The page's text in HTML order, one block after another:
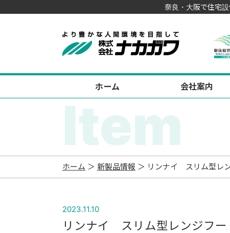
奈良・大阪で住宅
ホーム 会社案内
Item
ホーム ＞ 新製品情報 ＞ リンナイ スリム型レ
2023.11.10
リンナイ スリム型レンジフー